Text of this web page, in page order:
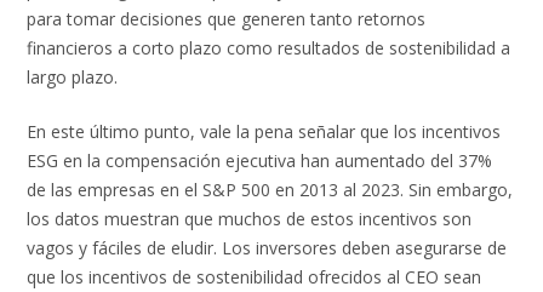
para tomar decisiones que generen tanto retornos
financieros a corto plazo como resultados de sostenibilidad a
largo plazo.
En este último punto, vale la pena señalar que los incentivos
ESG en la compensación ejecutiva han aumentado del 37%
de las empresas en el S&P 500 en 2013 al 2023. Sin embargo,
los datos muestran que muchos de estos incentivos son
vagos y fáciles de eludir. Los inversores deben asegurarse de
que los incentivos de sostenibilidad ofrecidos al CEO sean